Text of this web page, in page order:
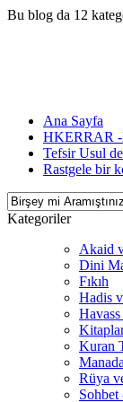
Bu blog da 12
Ana Sayfa
HKERRAR -
Tefsir Usul
Rastgele bir
Kategoriler
Akaid
Dini
Fıkıh
Hadis
Kuran
Rüya